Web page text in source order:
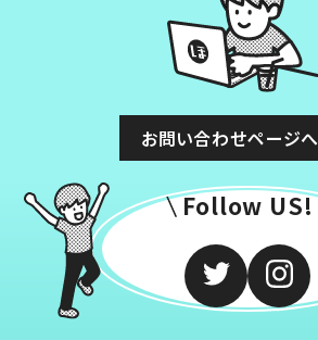
お問い合わせページへ
Follow US!